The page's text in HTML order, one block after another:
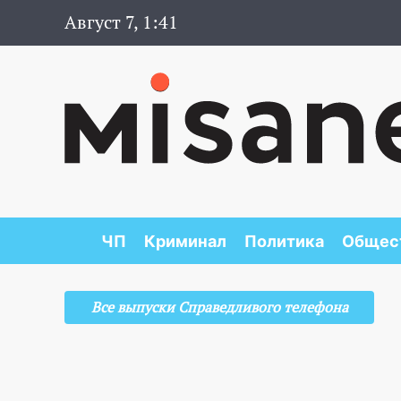
Август 7, 1:41
ЧП Криминал Политика
Все выпуски Справедливого телефона